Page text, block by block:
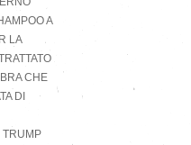
A
LA
CHE
DI
TRUMP